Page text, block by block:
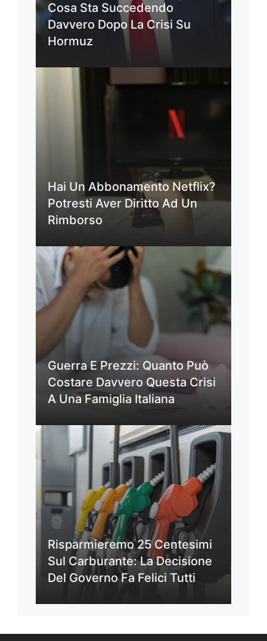
Cosa Sta Succedendo
Davvero Dopo La Crisi Su
Hormuz
Hai Un Abbonamento Netflix?
Potresti Aver Diritto Ad Un
Rimborso
Guerra E Prezzi: Quanto Può
Costare Davvero Questa Crisi
A Una Famiglia Italiana
Risparmieremo 25 Centesimi
Sul Carburante: La Decisione
Del Governo Fa Felici Tutti